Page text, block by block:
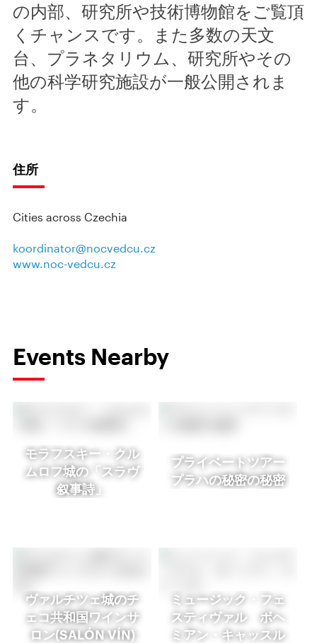
の内部、研究所や技術博物館をご覧頂
くチャンスです。また多数の天文
台、プラネタリウム、研究所やその
他の科学研究施設が一般公開されま
す。
住所
Cities across Czechia
koordinator@nocvedcu.cz
www.noc-vedcu.cz
Events Nearby
モラフスキー・クル
ムロフ城の「スラヴ
叙事詩」
プライベートツアー
プラハの秘密の秘密
ヴァルチツェ城のチ
ェコ共和国ワインサ
ロン(SALÓN VÍN)
ミュージック・フェ
スティヴァル ボヘ
ミアン・キャッスル